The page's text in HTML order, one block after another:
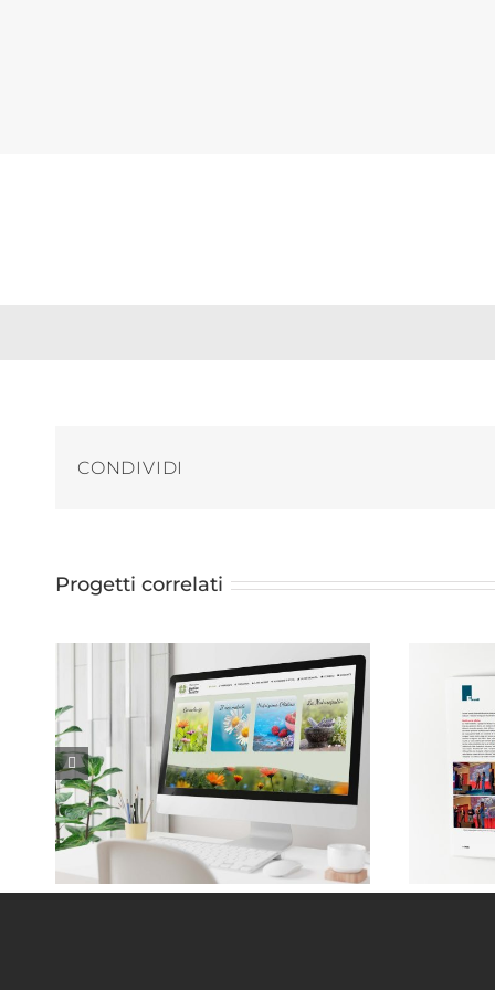
CONDIVIDI
Progetti correlati